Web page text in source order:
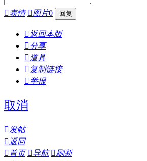
表情 图片0
 返回本版
分享
 道具
 复制链接
举报
取消
发帖
 返回
 首页 导航 刷新